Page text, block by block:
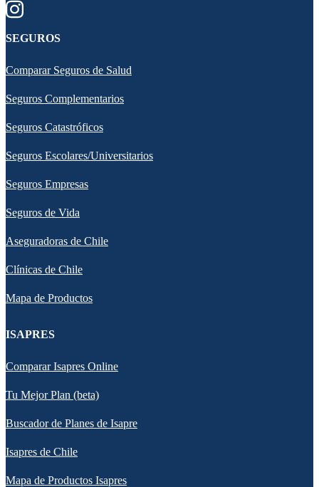
SEGUROS
Comparar Seguros de Salud
Seguros Complementarios
Seguros Catastróficos
Seguros Escolares/Universitarios
Seguros Empresas
Seguros de Vida
Aseguradoras de Chile
Clínicas de Chile
Mapa de Productos
ISAPRES
Comparar Isapres Online
Tu Mejor Plan (beta)
Buscador de Planes de Isapre
Isapres de Chile
Mapa de Productos Isapres